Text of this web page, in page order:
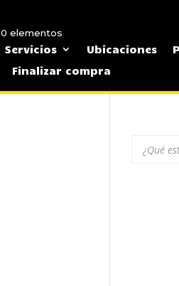
0 elementos
Servicios Ubicaciones
Finalizar compra
productos